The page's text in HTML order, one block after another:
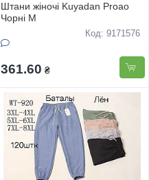
Штани жіночі Kuyadan Proao
Чорні M
Код: 9171576
361.60 ₴